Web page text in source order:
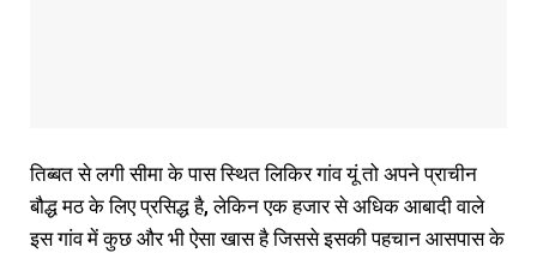
तिब्बत से लगी सीमा के पास स्थित लिकिर गांव यूं तो अपने प्राचीन
बौद्ध मठ के लिए प्रसिद्ध है, लेकिन एक हजार से अधिक आबादी वाले
इस गांव में कुछ और भी ऐसा खास है जिससे इसकी पहचान आसपास के